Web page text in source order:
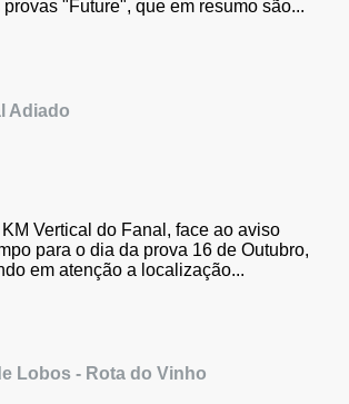
"Future", que em resumo são...
Adiado
Vertical do Fanal, face ao aviso
para o dia da prova 16 de Outubro,
em atenção a localização...
Lobos - Rota do Vinho